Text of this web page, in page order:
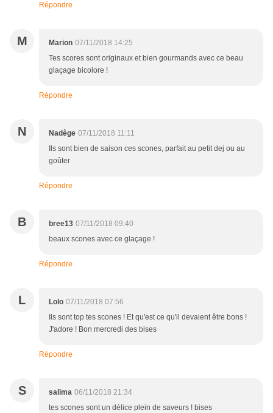
Répondre
M Marion 07/11/2018 14:25
Tes scores sont originaux et bien gourmands avec ce beau
glaçage bicolore !
Répondre
N Nadège 07/11/2018 11:11
Ils sont bien de saison ces scones, parfait au petit dej ou au
goûter
Répondre
B bree13 07/11/2018 09:40
beaux scones avec ce glaçage !
Répondre
L Lolo 07/11/2018 07:56
Ils sont top tes scones ! Et qu'est ce qu'il devaient être bons !
J'adore ! Bon mercredi des bises
Répondre
S salima 06/11/2018 21:34
tes scones sont un délice plein de saveurs ! bises